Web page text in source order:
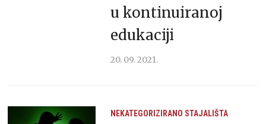
u kontinuiranoj
edukaciji
20. 09. 2021.
NEKATEGORIZIRANO STAJALIŠTA